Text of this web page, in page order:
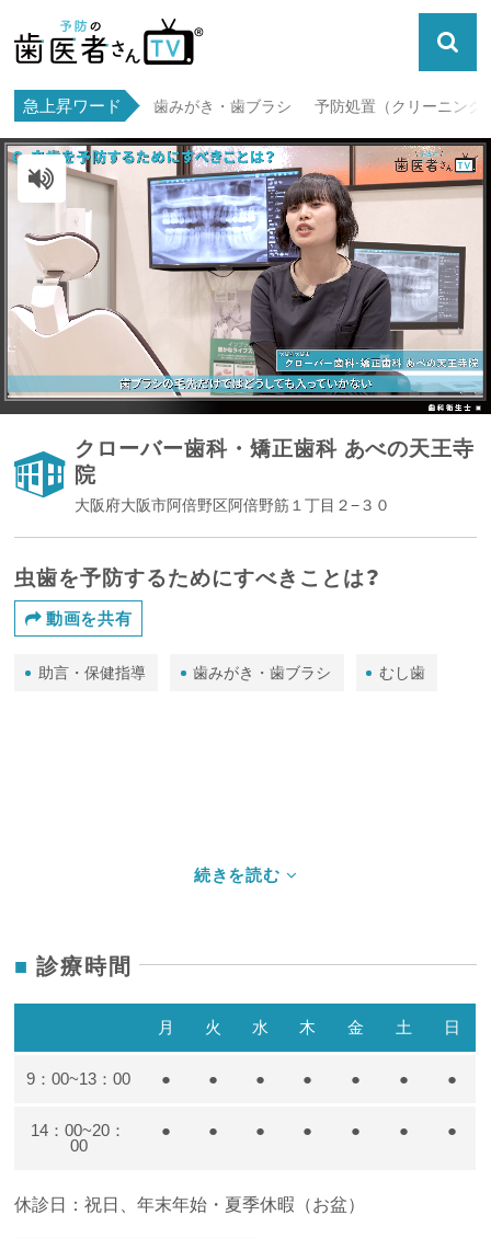
急上昇ワード 歯みがき・歯ブラシ 予防処置（クリーニング
ミュート解除
クローバー歯科・矯正歯科 あべの天王寺
院
大阪府大阪市阿倍野区阿倍野筋１丁目２−３０
虫歯を予防するためにすべきことは？
動画を共有
助言・保健指導 歯みがき・歯ブラシ むし歯
診療時間
月 火 水 木 金 土 日
9：00~13：00 ● ● ● ● ● ● ●
14：00~20：
00
● ● ● ● ● ● ●
休診日：祝日、年末年始・夏季休暇（お盆）